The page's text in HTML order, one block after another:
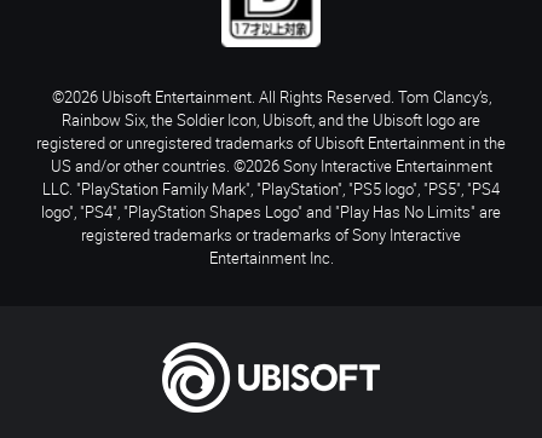
©2026 Ubisoft Entertainment. All Rights Reserved. Tom Clancy’s,
Rainbow Six, the Soldier Icon, Ubisoft, and the Ubisoft logo are
registered or unregistered trademarks of Ubisoft Entertainment in the
US and/or other countries. ©2026 Sony Interactive Entertainment
LLC. "PlayStation Family Mark", "PlayStation", "PS5 logo", "PS5", "PS4
logo", "PS4", "PlayStation Shapes Logo" and "Play Has No Limits" are
registered trademarks or trademarks of Sony Interactive
Entertainment Inc.